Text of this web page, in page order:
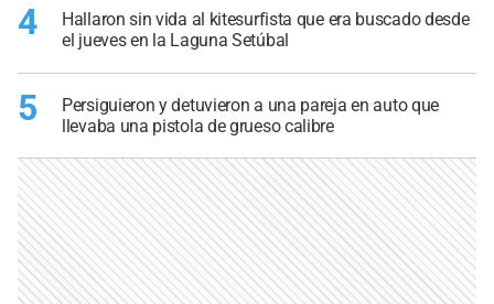
4
Hallaron sin vida al kitesurfista que era buscado desde
el jueves en la Laguna Setúbal
5
Persiguieron y detuvieron a una pareja en auto que
llevaba una pistola de grueso calibre